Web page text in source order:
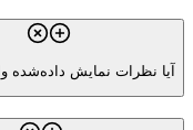
آیا نظرات نمایش داده‌شده